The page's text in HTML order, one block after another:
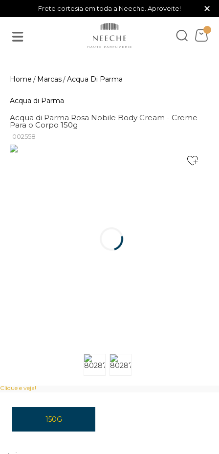
Frete cortesia em toda a Neeche. Aproveite! ×
Marcas Acqua Di Parma
Acqua di Parma
Acqua di Parma Rosa Nobile Body Cream - Creme
Para o Corpo 150g
002558
Clique e veja!
150G